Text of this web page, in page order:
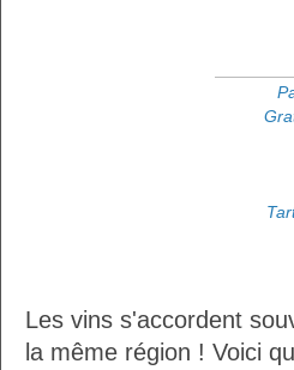
Les vins s'accordent
la même région ! Voici